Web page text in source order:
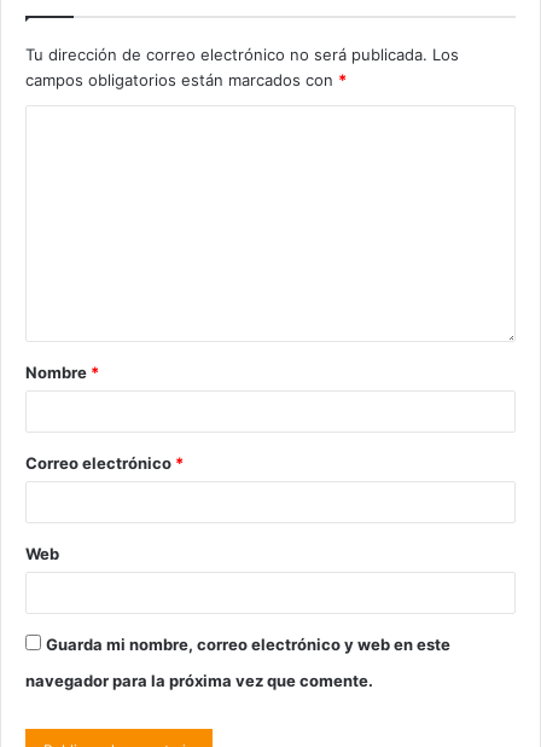
Tu dirección de correo electrónico no será publicada. Los
campos obligatorios están marcados con *
Nombre *
Correo electrónico *
Web
Guarda mi nombre, correo electrónico y web en este
navegador para la próxima vez que comente.